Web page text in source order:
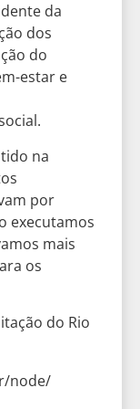
da
dos
do
estar e
na
por
executamos
mais
os
do Rio
node/